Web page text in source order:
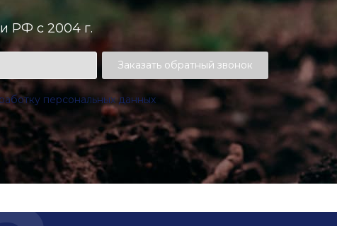
РФ с 2004 г.
Заказать обратный звонок
персональных данных